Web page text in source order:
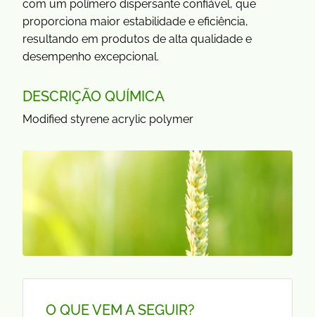
com um polímero dispersante confiável, que
proporciona maior estabilidade e eficiência,
resultando em produtos de alta qualidade e
desempenho excepcional.
DESCRIÇÃO QUÍMICA
Modified styrene acrylic polymer
O QUE VEM A SEGUIR?